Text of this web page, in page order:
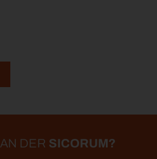
AN DER SICORUM?